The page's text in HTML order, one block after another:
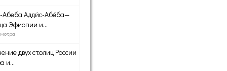
Абеба Адди́с-Абе́ба—
Эфиопии и...
двух столиц России
и...